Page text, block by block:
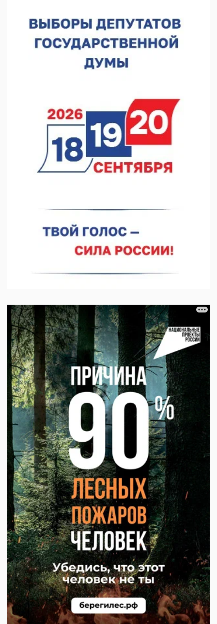
строительства
06.08.2026 17:24
Глеб Никитин представил направления сотрудничества с
Киргизией
06.08.2026 16:44